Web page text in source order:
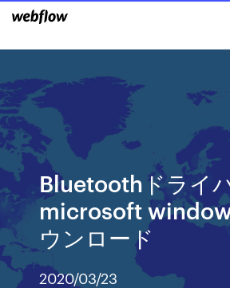
Bluetoothドライ
microsoft
ウンロード
2020/03/23